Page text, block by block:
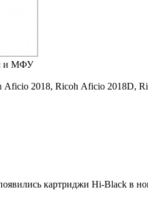
и МФУ
Aficio 2018, Ricoh Aficio 2018D,
картриджи Hi-Black в